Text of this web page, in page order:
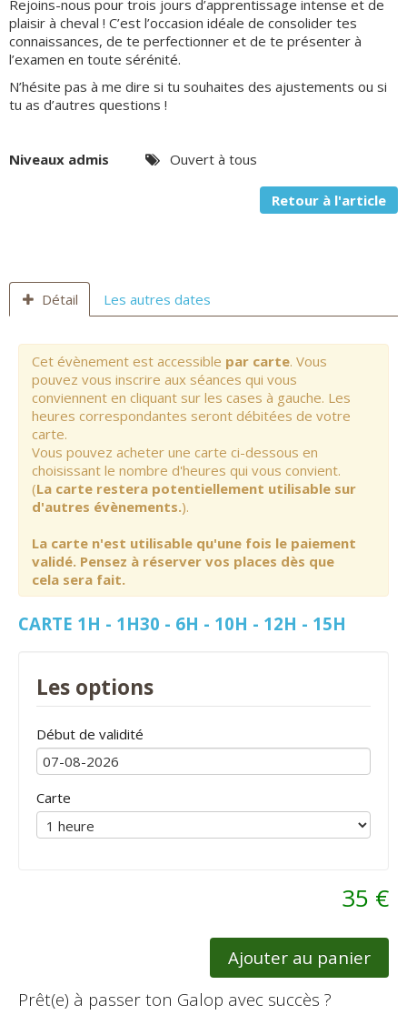
Rejoins-nous pour trois jours d’apprentissage intense et de
plaisir à cheval ! C’est l’occasion idéale de consolider tes
connaissances, de te perfectionner et de te présenter à
l’examen en toute sérénité.
N’hésite pas à me dire si tu souhaites des ajustements ou si
tu as d’autres questions !
Niveaux admis Ouvert à tous
Retour à l'article
Détail Les autres dates
Cet évènement est accessible par carte. Vous
pouvez vous inscrire aux séances qui vous
conviennent en cliquant sur les cases à gauche. Les
heures correspondantes seront débitées de votre
carte.
Vous pouvez acheter une carte ci-dessous en
choisissant le nombre d'heures qui vous convient.
(La carte restera potentiellement utilisable sur
d'autres évènements.).
La carte n'est utilisable qu'une fois le paiement
validé. Pensez à réserver vos places dès que
cela sera fait.
CARTE 1H - 1H30 - 6H - 10H - 12H - 15H
Les options
Début de validité
Carte
35 €
Ajouter au panier
Prêt(e) à passer ton Galop avec succès ?